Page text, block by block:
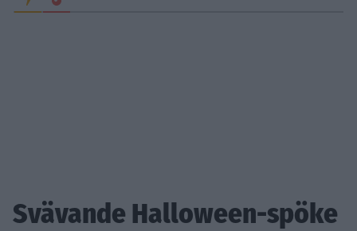
Svävande Halloween-spöke